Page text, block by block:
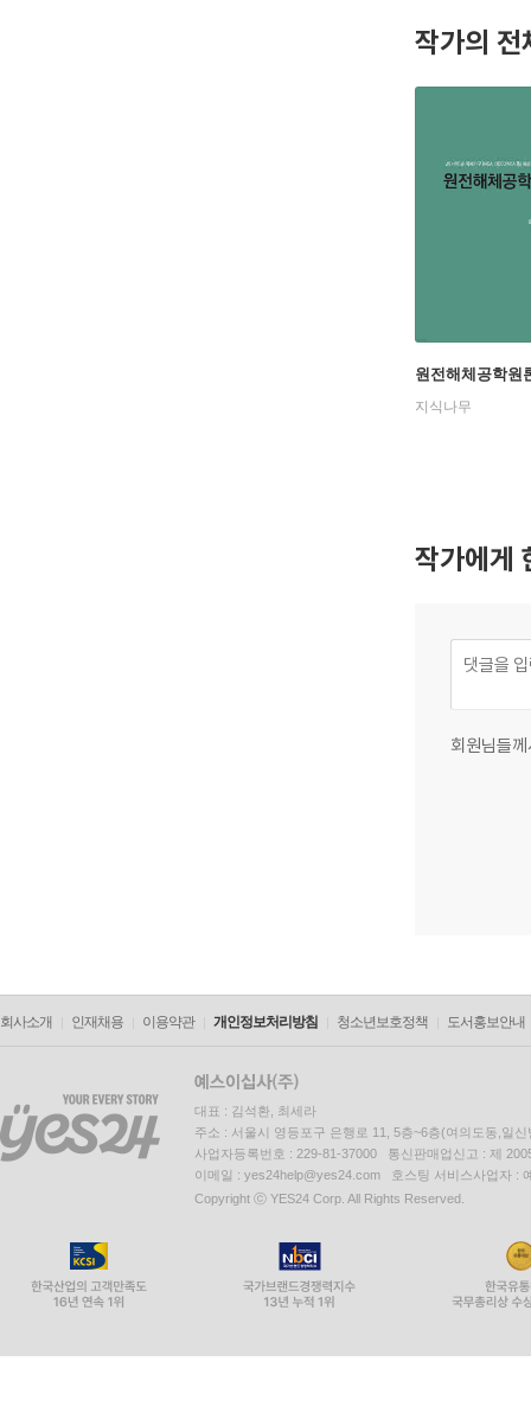
주요 수상:
한국원자
작가의 전
원전해체공학원
지식나무
작가에게
회원님들
회사소개 인재채용 이용약관 개인정보처리방침 청소년보호정책 도서홍보안내
대표 : 김석환, 최세라
주소 : 서울시 영등포구 은행로 11, 5층~6층(여의도동,일신
사업자등록번호 : 229-81-37000 통신판매업신고 : 제
이메일 : yes24help@yes24.com 호스팅 서비스사업자 :
Copyright ⓒ YES24 Corp. All Rights Reserved.